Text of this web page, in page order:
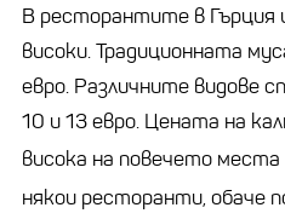
В ресторантите в Гърция
високи. Традиционната
евро. Различните видове
10 и 13 евро. Цената на
висока на повечето
някои ресторанти, обаче